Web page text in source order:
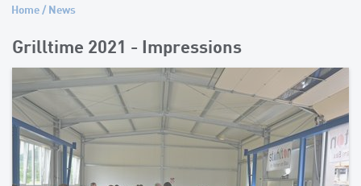
Home/News
Grilltime 2021 - Impressions